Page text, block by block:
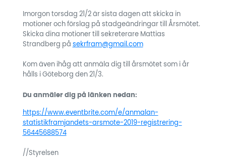
Imorgon torsdag 21/2 är sista dagen att skicka in
motioner och förslag på stadgeändringar till Årsmötet.
Skicka dina motioner till sekreterare Mattias
Strandberg på sekrfram@gmail.com
Kom även ihåg att anmäla dig till årsmötet som i år
hålls i Göteborg den 21/3.
Du anmäler dig på länken nedan:
https://www.eventbrite.com/e/anmalan-
statistikframjandets-arsmote-2019-registrering-
56445688574
//Styrelsen